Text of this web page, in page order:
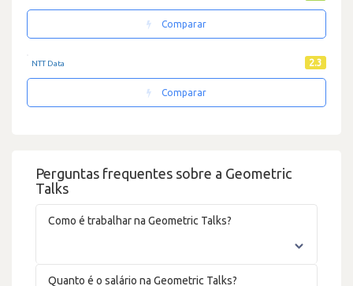
Perguntas frequentes sobre a Geometric
Talks
Como é trabalhar na Geometric Talks?
Quanto é o salário na Geometric Talks?
Comparar
NTT Data 2.3
Comparar